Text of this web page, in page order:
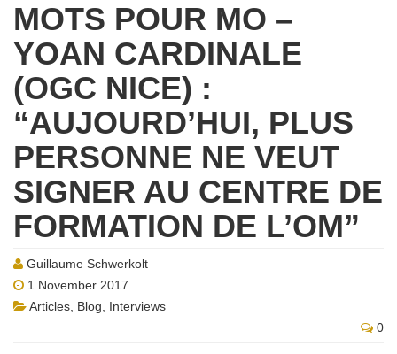
MOTS POUR MO –
YOAN CARDINALE
(OGC NICE) :
“AUJOURD’HUI, PLUS
PERSONNE NE VEUT
SIGNER AU CENTRE DE
FORMATION DE L’OM”
Guillaume Schwerkolt
1 November 2017
Articles Blog
Interviews
0